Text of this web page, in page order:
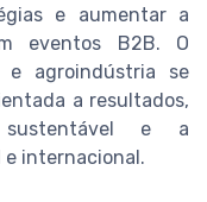
e aumentar a
eventos B2B. O
e agroindústria se
a resultados,
sustentável e a
e internacional.